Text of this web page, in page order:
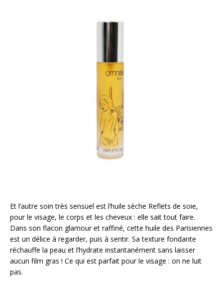
Et l’autre soin très sensuel est l’huile sèche Reflets de soie,
pour le visage, le corps et les cheveux : elle sait tout faire.
Dans son flacon glamour et raffiné, cette huile des Parisiennes
est un délice à regarder, puis à sentir. Sa texture fondante
réchauffe la peau et l’hydrate instantanément sans laisser
aucun film gras ! Ce qui est parfait pour le visage : on ne luit
pas.